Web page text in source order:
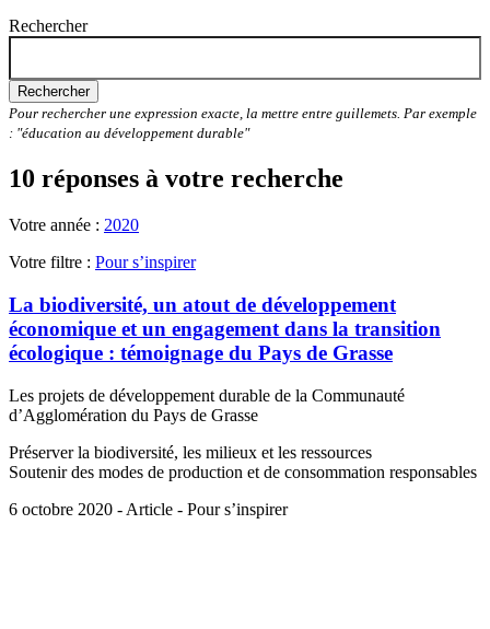
Rechercher
Rechercher
Pour rechercher une expression exacte, la mettre entre guillemets. Par exemple
: "éducation au développement durable"
10 réponses à votre recherche
Votre année : 2020
Votre filtre : Pour s’inspirer
La biodiversité, un atout de développement
économique et un engagement dans la transition
écologique : témoignage du Pays de Grasse
Les projets de développement durable de la Communauté
d’Agglomération du Pays de Grasse
Préserver la biodiversité, les milieux et les ressources
Soutenir des modes de production et de consommation responsables
6 octobre 2020 - Article - Pour s’inspirer